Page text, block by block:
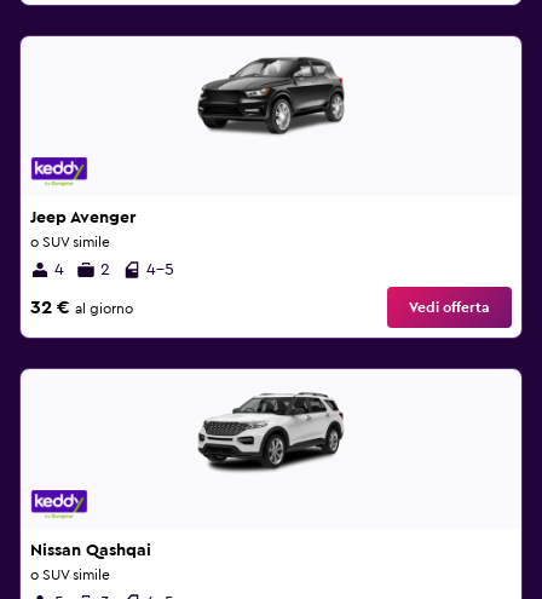
Jeep Avenger
o SUV simile
4 2 4-5
32 € al giorno Vedi offerta
Nissan Qashqai
o SUV simile